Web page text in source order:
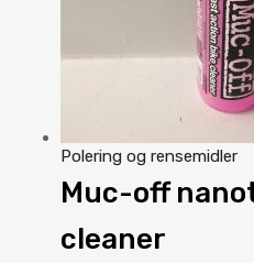
Polering og rensemidler
Muc-off
cleaner